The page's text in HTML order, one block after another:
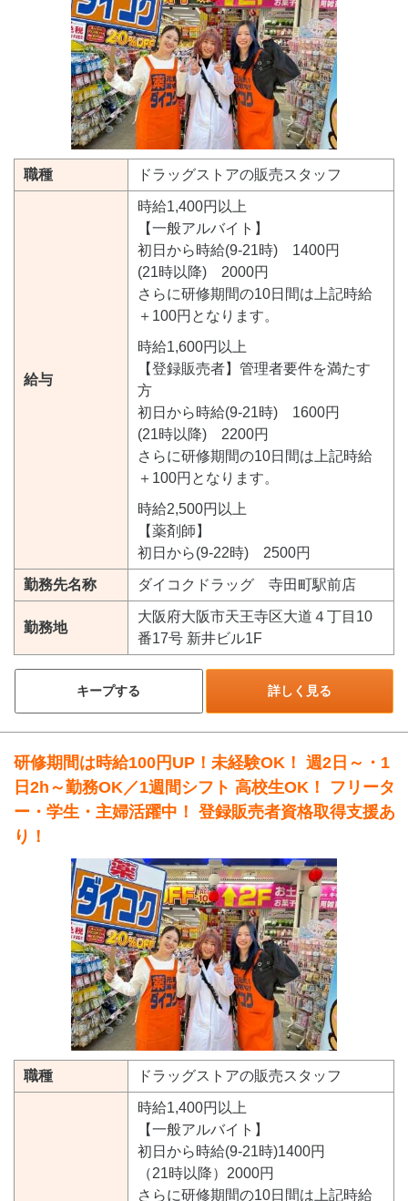
職種 ドラッグストアの販売スタッフ
給与
時給1,400円以上
【一般アルバイト】
初日から時給(9-21時) 1400円
(21時以降) 2000円
さらに研修期間の10日間は上記時給
＋100円となります。
時給1,600円以上
【登録販売者】管理者要件を満たす
方
初日から時給(9-21時) 1600円
(21時以降) 2200円
さらに研修期間の10日間は上記時給
＋100円となります。
時給2,500円以上
【薬剤師】
初日から(9-22時) 2500円
勤務先名称 ダイコクドラッグ 寺田町駅前店
勤務地
大阪府大阪市天王寺区大道４丁目10
番17号 新井ビル1F
キープする 詳しく見る
研修期間は時給100円UP！未経験OK！ 週2日～・1
日2h～勤務OK／1週間シフト 高校生OK！ フリータ
ー・学生・主婦活躍中！ 登録販売者資格取得支援あ
り！
職種 ドラッグストアの販売スタッフ
時給1,400円以上
【一般アルバイト】
初日から時給(9-21時)1400円
（21時以降）2000円
さらに研修期間の10日間は上記時給